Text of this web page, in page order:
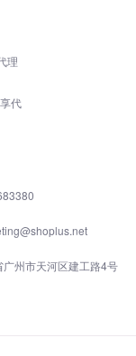
理
代
广州市天河区建工路4号